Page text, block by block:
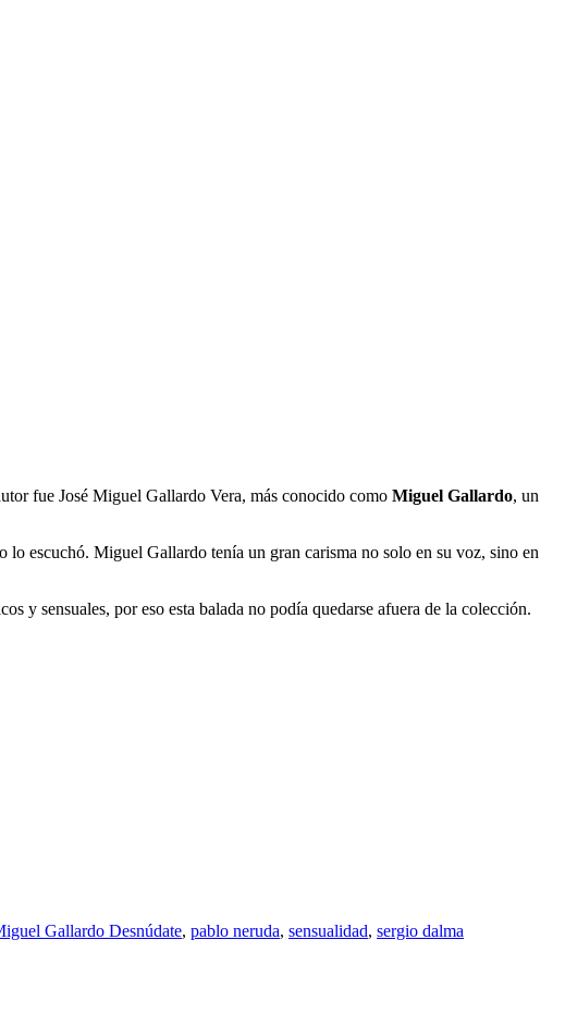
fue José Miguel Gallardo Vera, más conocido como Miguel Gallardo, un
lo escuchó. Miguel Gallardo tenía un gran carisma no solo en su voz, sino en
y sensuales, por eso esta balada no podía quedarse afuera de la colección.
Gallardo Desnúdate, pablo neruda, sensualidad, sergio dalma